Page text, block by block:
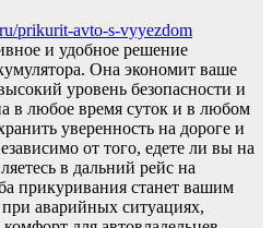
prikurit-avto-s-vyyezdom
и удобное решение
Она экономит ваше
уровень безопасности и
в любое время суток и в любом
уверенность на дороге и
от того, едете ли вы на
в дальний рейс на
прикуривания станет вашим
аварийных ситуациях,